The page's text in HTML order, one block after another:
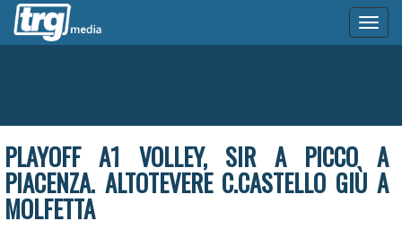
PLAYOFF A1 VOLLEY, SIR A PICCO A
PIACENZA. ALTOTEVERE C.CASTELLO GIÙ A
MOLFETTA